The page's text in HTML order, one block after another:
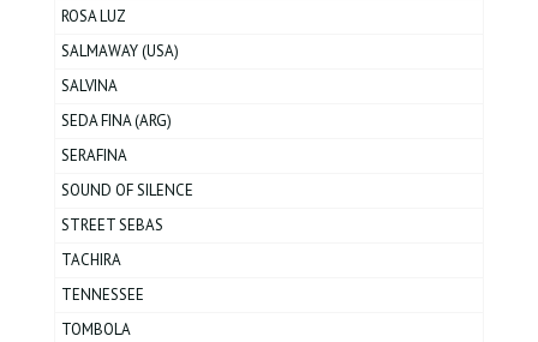
ROSA LUZ
SALMAWAY (USA)
SALVINA
SEDA FINA (ARG)
SERAFINA
SOUND OF SILENCE
STREET SEBAS
TACHIRA
TENNESSEE
TOMBOLA